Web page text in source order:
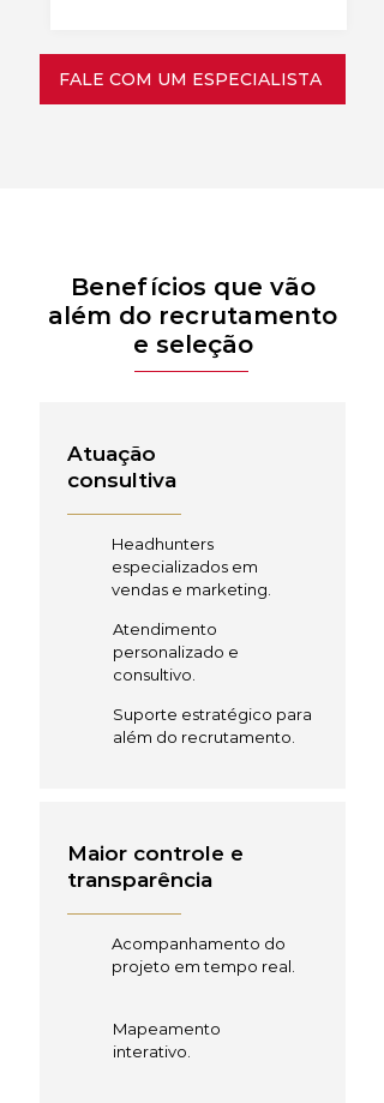
FALE COM UM ESPECIALISTA
Benefícios que vão
além do recrutamento
e seleção
Atuação
consultiva
Headhunters
especializados em
vendas e marketing.
Atendimento
personalizado e
consultivo.
Suporte estratégico para
além do recrutamento.
Maior controle e
transparência
Acompanhamento do
projeto em tempo real.
Mapeamento
interativo.